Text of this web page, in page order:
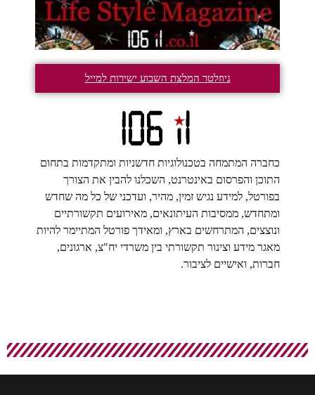
ניוזלטר המלצת השבוע ישירות למייל
כחברה המתמחה בטכנולוגיות חדשניות ומתקדמות בתחום
התוכן והפרסום באינטרנט, השכלנו להבין את הצורך
בפורטל, למידע נגיש זמין, מהיר, ועדכני של כל מה שחדש
ומתחדש, ממסיבות העיתונאים, מאירועים תקשורתיים
ונוצצים, המתרחשים בארץ, ומאידך פורטל המתיימר להיות
מאגר מידע וצינור תקשורתי בין משרדי יח"צ, ארגונים,
חברות, ואישיים לציבור.